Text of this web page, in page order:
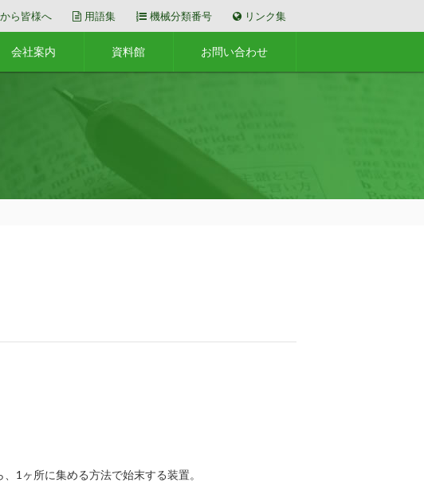
リンク集
機械分類番号
用語集
ら皆様へ
会社案内 資料館 お問い合わせ
、1ヶ所に集める方法で始末する装置。